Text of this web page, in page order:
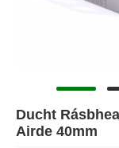
Ducht
Airde 40mm